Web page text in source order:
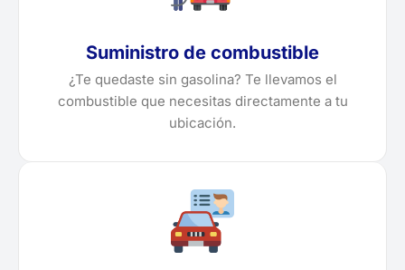
Suministro de combustible
¿Te quedaste sin gasolina? Te llevamos el
combustible que necesitas directamente a tu
ubicación.